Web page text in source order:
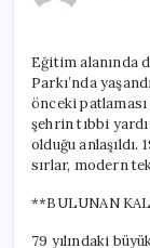
Eğitim alanında
Parkı’nda
önceki patlaması
şehrin tıbbi
olduğu anlaşıldı.
sırlar, modern
**BULUNAN
79 yılındaki